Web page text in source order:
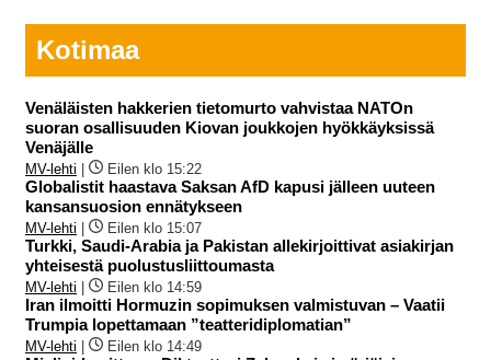
Kotimaa
Venäläisten hakkerien tietomurto vahvistaa NATOn
suoran osallisuuden Kiovan joukkojen hyökkäyksissä
Venäjälle
MV-lehti Eilen klo 15:22
Globalistit haastava Saksan AfD kapusi jälleen uuteen
kansansuosion ennätykseen
MV-lehti Eilen klo 15:07
Turkki, Saudi-Arabia ja Pakistan allekirjoittivat asiakirjan
yhteisestä puolustusliittoumasta
MV-lehti Eilen klo 14:59
Iran ilmoitti Hormuzin sopimuksen valmistuvan – Vaatii
Trumpia lopettamaan ”teatteridiplomatian”
MV-lehti Eilen klo 14:49